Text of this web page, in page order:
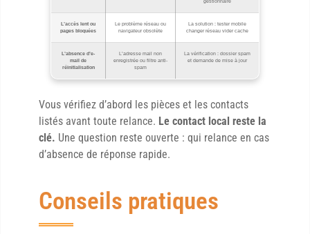
L’accès lent ou
pages bloquées
Le problème réseau ou
navigateur obsolète
La solution : tester mobile
changer réseau vider cache
L’absence d’e-
mail de
réinitialisation
L’adresse mail non
enregistrée ou filtre anti-
spam
La vérification : dossier spam
et demande de mise à jour
Vous vérifiez d’abord les pièces et les contacts
listés avant toute relance. Le contact local reste la
clé. Une question reste ouverte : qui relance en cas
d’absence de réponse rapide.
Conseils pratiques